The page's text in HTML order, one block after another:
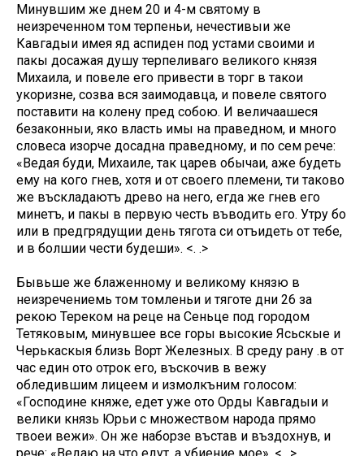
Минувшим же днем 20 и 4-м святому в
неизреченном том терпеньи, нечестивыи же
Кавгадыи имея яд аспиден под устами своими и
пакы досажая душу терпеливаго великого князя
Михаила, и повеле его привести в торг в такои
укоризне, созва вся заимодавца, и повеле святого
поставити на колену пред собою. И величаашеся
безаконныи, яко власть имы на праведном, и много
словеса изорче досадна праведному, и по сем рече:
«Ведая буди, Михаиле, так царев обычаи, аже будеть
ему на кого гнев, хотя и от своего племени, ти таково
же въскладаютъ древо на него, егда же гнев его
минетъ, и пакы в первую честь въводить его. Утру бо
или в предгрядущии день тягота си отъидеть от тебе,
и в болшии чести будеши». <. .>
Бывьше же блаженному и великому князю в
неизречениемь том томленьи и тяготе дни 26 за
рекою Тереком на реце на Сеньце под городом
Тетяковым, минувшее все горы высокие Ясьскые и
Черькаскыя близь Ворт Железных. В среду рану .в от
час един ото отрок его, въскочив в вежу
обледившим лицеем и измолкъним голосом:
«Господине княже, едет уже ото Орды Кавгадыи и
велики князь Юрьи с множеством народа прямо
твоеи вежи». Он же наборзе въстав и въздохнув, и